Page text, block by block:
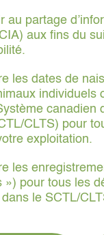
au partage
aux fins du
les dates de
individuels
canadien
CLTS) pour
exploitation.
les
») pour tous les
le SCTL/